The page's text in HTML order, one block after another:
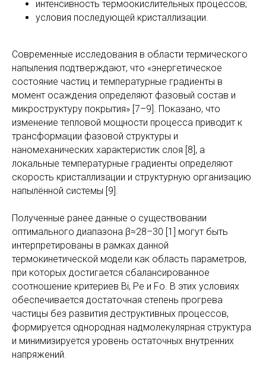
интенсивность термоокислительных процессов;
условия последующей кристаллизации.
Современные исследования в области термического
напыления подтверждают, что «энергетическое
состояние частиц и температурные градиенты в
момент осаждения определяют фазовый состав и
микроструктуру покрытия» [7–9]. Показано, что
изменение тепловой мощности процесса приводит к
трансформации фазовой структуры и
наномеханических характеристик слоя [8], а
локальные температурные градиенты определяют
скорость кристаллизации и структурную организацию
напылённой системы [9].
Полученные ранее данные о существовании
оптимального диапазона β≈28–30 [1] могут быть
интерпретированы в рамках данной
термокинетической модели как область параметров,
при которых достигается сбалансированное
соотношение критериев Bi, Pe и Fo. В этих условиях
обеспечивается достаточная степень прогрева
частицы без развития деструктивных процессов,
формируется однородная надмолекулярная структура
и минимизируется уровень остаточных внутренних
напряжений.